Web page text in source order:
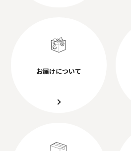
お届けについて